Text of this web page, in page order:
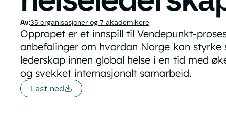
35 organisasjoner og 7 akademikere
Oppropet er et innspill til Vendepunkt-
anbefalinger om hvordan Norge kan styrke
lederskap innen global helse i en tid med
og svekket internasjonalt samarbeid.
Last ned